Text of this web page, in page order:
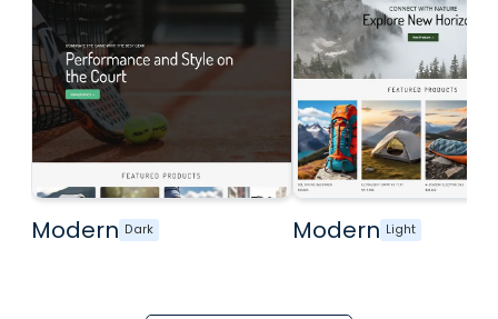
Modern Dark Modern Light